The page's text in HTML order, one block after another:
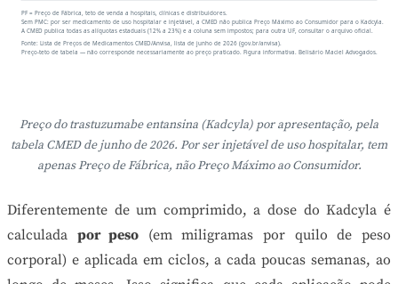
PF = Preço de Fábrica, teto de venda a hospitais, clínicas e distribuidores.
Sem PMC: por ser medicamento de uso hospitalar e injetável, a CMED não publica Preço Máximo ao Consumidor para o Kadcyla.
A CMED publica todas as alíquotas estaduais (12% a 23%) e a coluna sem impostos; para outra UF, consultar o arquivo oficial.
Fonte: Lista de Preços de Medicamentos CMED/Anvisa, lista de junho de 2026 (gov.br/anvisa).
Preço-teto de tabela — não corresponde necessariamente ao preço praticado. Figura informativa. Belisário Maciel Advogados.
Preço do trastuzumabe entansina (Kadcyla) por apresentação, pela
tabela CMED de junho de 2026. Por ser injetável de uso hospitalar, tem
apenas Preço de Fábrica, não Preço Máximo ao Consumidor.
Diferentemente de um comprimido, a dose do Kadcyla é
calculada por peso (em miligramas por quilo de peso
corporal) e aplicada em ciclos, a cada poucas semanas, ao